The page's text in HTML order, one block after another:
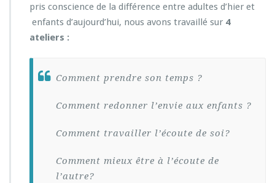
pris conscience de la différence entre adultes d’hier et
enfants d’aujourd’hui, nous avons travaillé sur 4
ateliers :
Comment prendre son temps ?
Comment redonner l’envie aux enfants ?
Comment travailler l’écoute de soi?
Comment mieux être à l’écoute de
l’autre?